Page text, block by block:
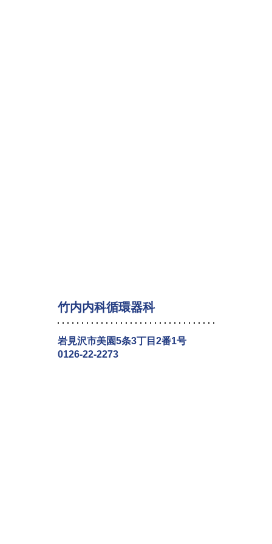
竹内内科循環器科
岩見沢市美園5条3丁目2番1号
0126-22-2273